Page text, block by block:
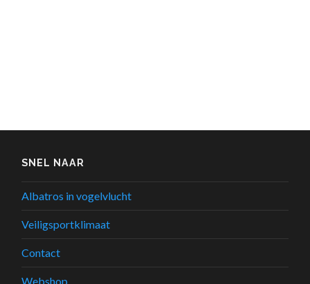
SNEL NAAR
Albatros in vogelvlucht
Veiligsportklimaat
Contact
Webshop